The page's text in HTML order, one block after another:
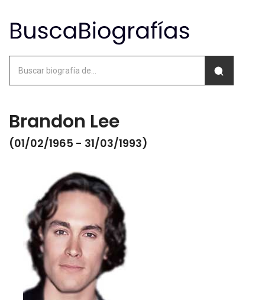
Brandon Lee
(01/02/1965 - 31/03/1993)